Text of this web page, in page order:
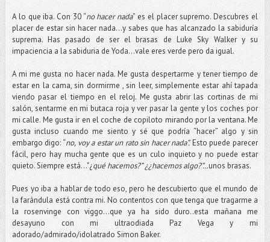
A lo que iba. Con 30 “no hacer nada” es el placer supremo. Descubres el
placer de estar sin hacer nada…y sabes que has alcanzado la sabiduría
suprema. Has pasado de ser el brasas de Luke Sky Walker y su
impaciencia a la sabiduria de Yoda…vale eres verde pero da igual.
A mi me gusta no hacer nada. Me gusta despertarme y tener tiempo de
estar en la cama, sin dormirme , sin leer, simplemente estar ahí tapada
viendo pasar el tiempo en el reloj. Me gusta abrir las cortinas de mi
salón, sentarme en mi butaca roja y ver pasar la gente y los coches por
mi calle. Me gusta ir en el coche de copiloto mirando por la ventana. Me
gusta incluso cuando me siento y sé que podría “hacer” algo y sin
embargo digo: “no, voy a estar un rato sin hacer nada”.Esto puede parecer
fácil, pero hay mucha gente que es un culo inquieto y no puede estar
quieto. Siempre está…"¿qué hacemos?”¿¿hacemos algo?”…unos brasas.
Pues yo iba a hablar de todo eso, pero he descubierto que el mundo de
la farándula está contra mi. No contentos con que tenga que tragarme a
la rosenvinge con viggo…que ya ha sido duro..esta mañana me
desayuno con mi ultraodiada Paz Vega y mi
adorado/admirado/idolatrado Simon Baker.